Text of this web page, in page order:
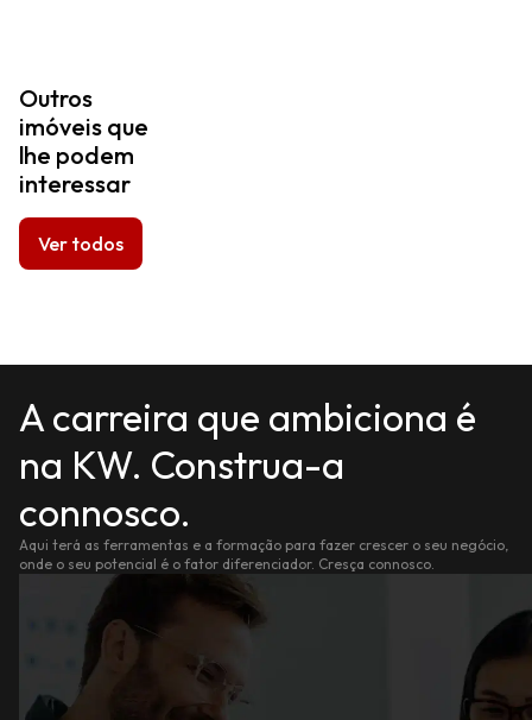
Outros
imóveis que
lhe podem
interessar
Ver todos
A carreira que ambiciona é
na KW. Construa-a
connosco.
Aqui terá as ferramentas e a formação para fazer crescer o seu negócio,
onde o seu potencial é o fator diferenciador. Cresça connosco.